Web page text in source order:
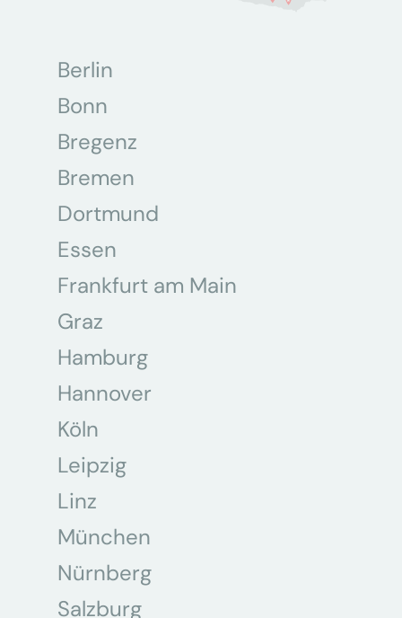
Berlin
Bonn
Bregenz
Bremen
Dortmund
Essen
Frankfurt am Main
Graz
Hamburg
Hannover
Köln
Leipzig
Linz
München
Nürnberg
Salzburg